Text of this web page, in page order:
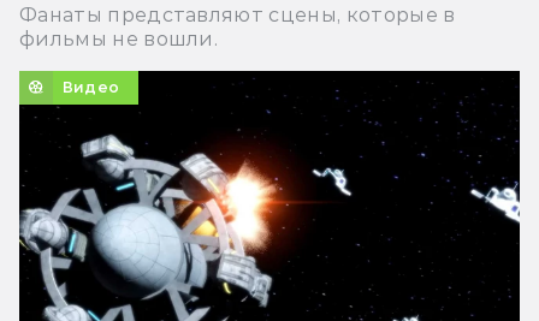
Фанаты представляют сцены, которые в
фильмы не вошли.
Видео